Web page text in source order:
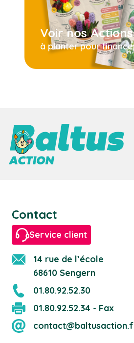
Voir nos
à planter pour
Contact
Service client
14 rue de l’école
68610 Sengern
01.80.92.52.30
01.80.92.52.34 - Fax